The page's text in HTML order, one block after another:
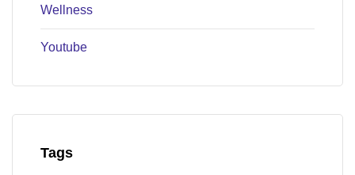
Wellness
Youtube
Tags